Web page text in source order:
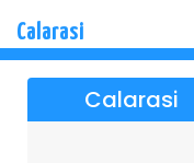
Calarasi
Calarasi